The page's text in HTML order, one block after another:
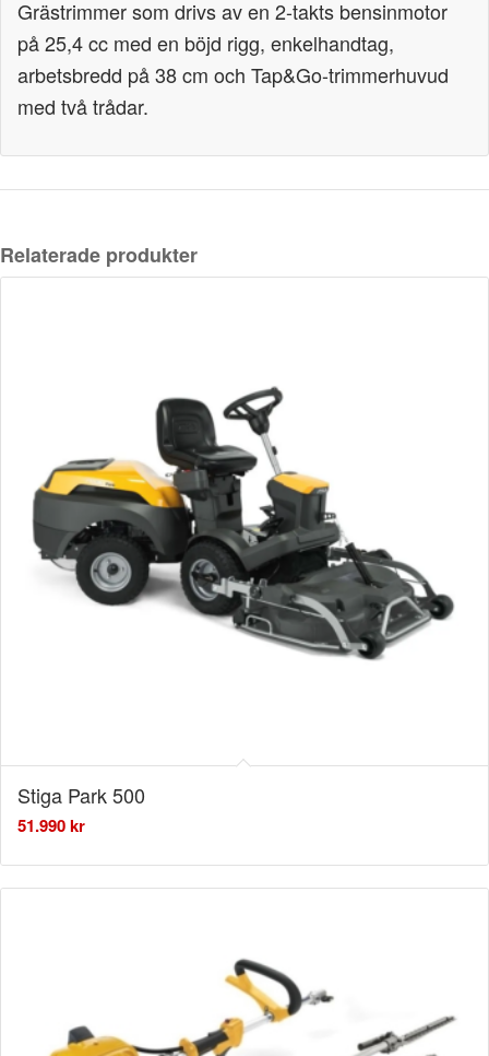
Grästrimmer som drivs av en 2-takts bensinmotor
på 25,4 cc med en böjd rigg, enkelhandtag,
arbetsbredd på 38 cm och Tap&Go-trimmerhuvud
med två trådar.
Relaterade produkter
Stiga Park 500
51.990kr